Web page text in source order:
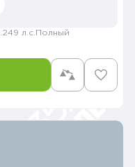
249 л.с. Полный